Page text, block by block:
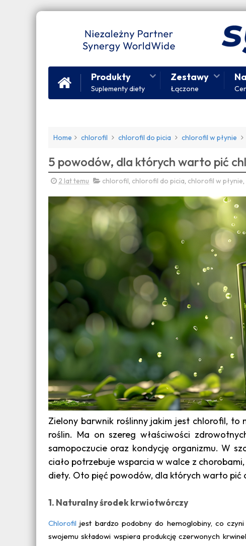
Produkty
Suplementy diety
Zestawy
Łączone
Home chlorofil chlorofil do picia chlorofil w płynie
5 powodów, dla których warto pić
2 lat temu chlorofil chlorofil do picia chlorofil w płynie
Zielony barwnik roślinny jakim jest chlorofil,
roślin. Ma on szereg właściwości
samopoczucie oraz kondycję organizmu. W
ciało potrzebuje wsparcia w walce z
diety. Oto pięć powodów, dla których warto pić
1. Naturalny środek krwiotwórczy
Chlorofil jest bardzo podobny do hemoglobiny, co
swojemu składowi wspiera produkcję czerwonych